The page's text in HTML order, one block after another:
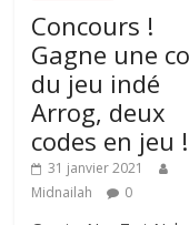
Concours !
Gagne une
du jeu indé
Arrog, deux
codes en jeu !
31 janvier 2021
Midnailah
0